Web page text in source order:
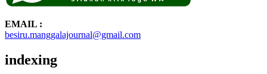
EMAIL :
besiru.manggalajournal@gmail.com
indexing